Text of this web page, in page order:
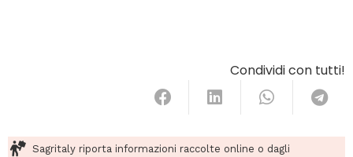
Condividi con tutti!
Sagritaly riporta informazioni raccolte online o dagli